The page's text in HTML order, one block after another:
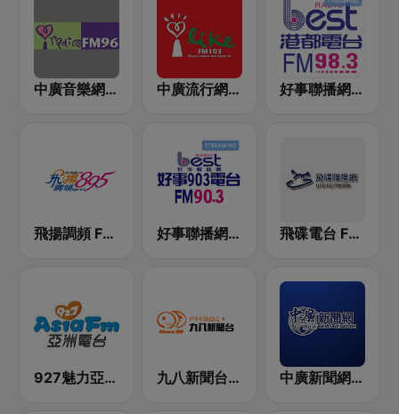
中廣音樂網 i Radio FM96.3 中廣流行網 I like radio 好事聯播網 港都983 Best Radio FM98.3
飛揚調頻 FM 89.5 好事聯播網 Best Radio FM90.3 飛碟電台 FM92.1
927魅力亞洲 Asia FM 亞洲電台 九八新聞台 News98 FM 98.1 中廣新聞網 BCC News Radio